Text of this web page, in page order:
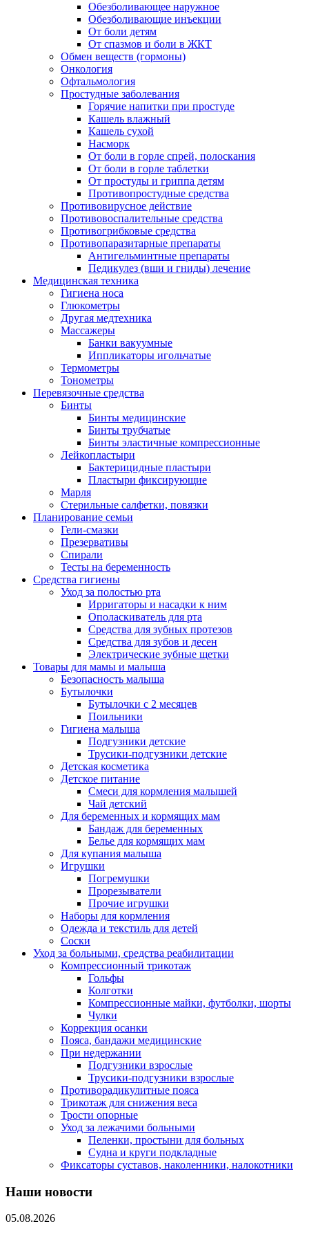
Обезболивающее наружное
Обезболивающие инъекции
От боли детям
От спазмов и боли в ЖКТ
Обмен веществ (гормоны)
Онкология
Офтальмология
Простудные заболевания
Горячие напитки при простуде
Кашель влажный
Кашель сухой
Насморк
От боли в горле спрей, полоскания
От боли в горле таблетки
От простуды и гриппа детям
Противопростудные средства
Противовирусное действие
Противовоспалительные средства
Противогрибковые средства
Противопаразитарные препараты
Антигельминтные препараты
Педикулез (вши и гниды) лечение
Медицинская техника
Гигиена носа
Глюкометры
Другая медтехника
Массажеры
Банки вакуумные
Иппликаторы игольчатые
Термометры
Тонометры
Перевязочные средства
Бинты
Бинты медицинские
Бинты трубчатые
Бинты эластичные компрессионные
Лейкопластыри
Бактерицидные пластыри
Пластыри фиксирующие
Марля
Стерильные салфетки, повязки
Планирование семьи
Гели-смазки
Презервативы
Спирали
Тесты на беременность
Средства гигиены
Уход за полостью рта
Ирригаторы и насадки к ним
Ополаскиватель для рта
Средства для зубных протезов
Средства для зубов и десен
Электрические зубные щетки
Товары для мамы и малыша
Безопасность малыша
Бутылочки
Бутылочки с 2 месяцев
Поильники
Гигиена малыша
Подгузники детские
Трусики-подгузники детские
Детская косметика
Детское питание
Смеси для кормления малышей
Чай детский
Для беременных и кормящих мам
Бандаж для беременных
Белье для кормящих мам
Для купания малыша
Игрушки
Погремушки
Прорезыватели
Прочие игрушки
Наборы для кормления
Одежда и текстиль для детей
Соски
Уход за больными, средства реабилитации
Компрессионный трикотаж
Гольфы
Колготки
Компрессионные майки, футболки, шорты
Чулки
Коррекция осанки
Пояса, бандажи медицинские
При недержании
Подгузники взрослые
Трусики-подгузники взрослые
Противорадикулитные пояса
Трикотаж для снижения веса
Трости опорные
Уход за лежачими больными
Пеленки, простыни для больных
Судна и круги подкладные
Фиксаторы суставов, наколенники, налокотники
Наши новости
05.08.2026